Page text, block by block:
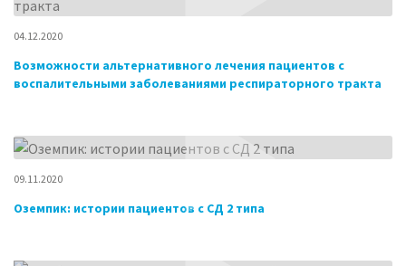
04.12.2020
Возможности альтернативного лечения пациентов с
воспалительными заболеваниями респираторного тракта
09.11.2020
Оземпик: истории пациентов с СД 2 типа